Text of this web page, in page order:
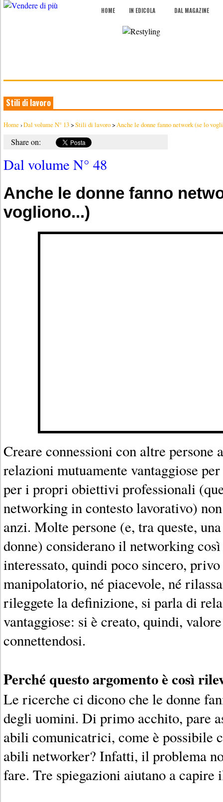
HOME IN EDICOLA DAL MAGAZINE
Stili di lavoro
Home ›Dal volume N° 13>Stili di lavoro>Anche le donne fanno network (se lo
Share on:
Dal volume N° 48
Anche le donne fanno
vogliono...)
Creare connessioni con altre persone
relazioni mutuamente vantaggiose
per i propri obiettivi professionali
networking in contesto lavorativo)
anzi. Molte persone (e, tra queste,
donne) considerano il networking
interessato, quindi poco sincero,
manipolatorio, né piacevole, né
rileggete la definizione, si parla di
vantaggiose: si è creato, quindi,
connettendosi.
Perché questo argomento è così
Le ricerche ci dicono che le donne
degli uomini. Di primo acchito, pare
abili comunicatrici, come è possibile
abili networker? Infatti, il problema
fare. Tre spiegazioni aiutano a capire